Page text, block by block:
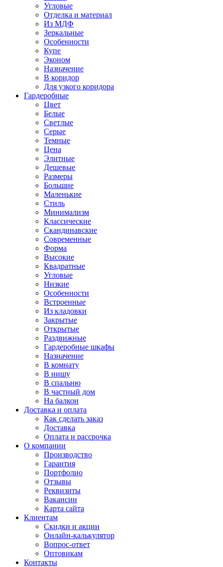
Угловые
Отделка и материал
Из МДФ
Зеркальные
Особенности
Купе
Эконом
Назначение
В коридор
Для узкого коридора
Гардеробные
Цвет
Белые
Светлые
Серые
Темные
Цена
Элитные
Дешевые
Размеры
Большие
Маленькие
Стиль
Минимализм
Классические
Скандинавские
Современные
Форма
Высокие
Квадратные
Угловые
Низкие
Особенности
Встроенные
Из кладовки
Закрытые
Открытые
Раздвижные
Гардеробные шкафы
Назначение
В комнату
В нишу
В спальню
В частный дом
На балкон
Доставка и оплата
Как сделать заказ
Доставка
Оплата и рассрочка
О компании
Производство
Гарантия
Портфолио
Отзывы
Реквизиты
Вакансии
Карта сайта
Клиентам
Скидки и акции
Онлайн-калькулятор
Вопрос-ответ
Оптовикам
Контакты